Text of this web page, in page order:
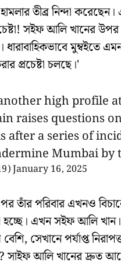
তীব্র নিন্দা
সইফ আলি খানের
ধারাবাহিকভাবে মুম্বইতে
প্রচেষ্টা চলছে।'
high profile
raises questions
after a series of
Mumbai
January 16, 2025
পর তাঁর পরিবার এখনও
এখন সইফ আলি খান।
সেখানে পর্যাপ্ত
সাইফ আলি খানের দ্রুত